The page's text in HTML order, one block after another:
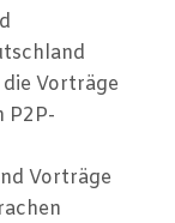
Vorträge
P2P-
Vorträge